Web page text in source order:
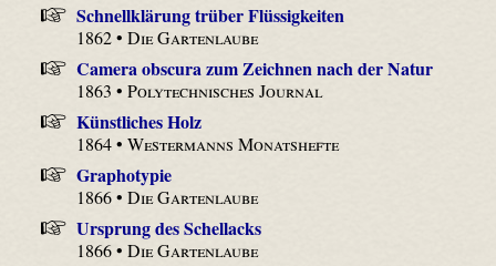
Schnellklärung trüber Flüssigkeiten
1862 •Die Gartenlaube
Camera obscura zum Zeichnen nach der Natur
1863 •Polytechnisches Journal
Künstliches Holz
1864 •Westermanns Monatshefte
Graphotypie
1866 •Die Gartenlaube
Ursprung des Schellacks
1866 •Die Gartenlaube